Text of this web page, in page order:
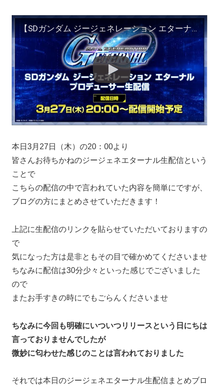
【SDガンダム ジージェネレーション エターナル】プロデューサー生配信
本日3月27日（木）の20：00より
皆さんお待ちかねのジージェネエターナル生配信という
ことで
こちらの配信の中で言われていた内容を簡単にですが、
ブログの方にまとめさせていただきます！
上記に生配信のリンクを貼らせていただいておりますの
で
気になった方は是非ともその目で確かめてくださいませ
ちなみに配信は30分少々といった感じでございました
ので
またお手すきの時にでもごらんくださいませ
ちなみに今回も明確にいついつリリースという日にちは
言っておりませんでしたが
微妙に匂わせた感じのことは言われておりました
それでは本日のジージェネエターナル生配信まとめブロ